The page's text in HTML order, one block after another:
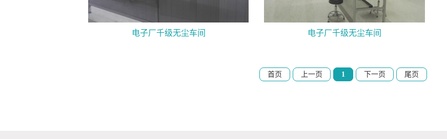
电子厂千级无尘车间 电子厂千级无尘车间
首页 上一页 1 下一页 尾页